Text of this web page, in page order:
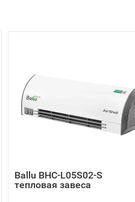
Ballu BHC-L05S02-S
тепловая завеса